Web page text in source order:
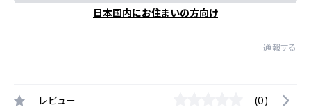
日本国内にお住まいの方向け
通報する
レビュー (0)